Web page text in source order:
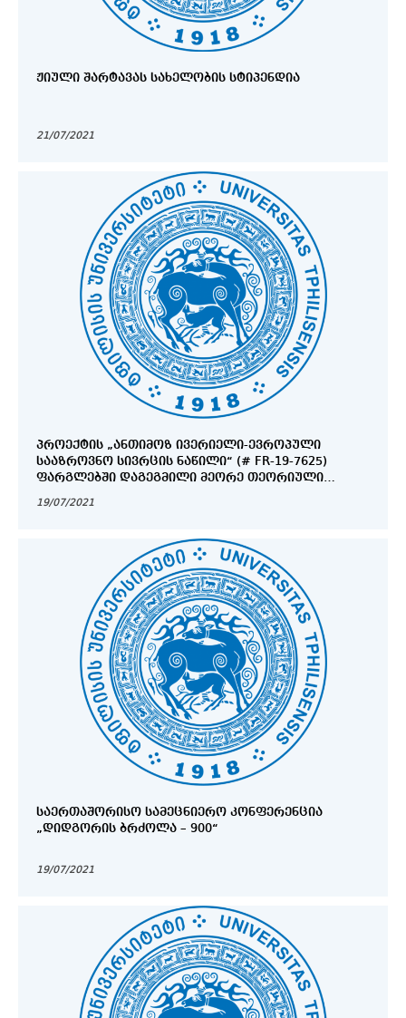
ᲟᲘᲣᲚᲘ ᲨᲐᲠᲢᲐᲕᲐᲡ ᲡᲐᲮᲔᲚᲝᲑᲘᲡ ᲡᲢᲘᲞᲔᲜᲓᲘᲐ
21/07/2021
ᲞᲠᲝᲔᲥᲢᲘᲡ „ᲐᲜᲗᲘᲛᲝᲖ ᲘᲕᲔᲠᲘᲔᲚᲘ-ᲔᲕᲠᲝᲞᲣᲚᲘ
ᲡᲐᲐᲖᲠᲝᲕᲜᲝ ᲡᲘᲕᲠᲪᲘᲡ ᲜᲐᲬᲘᲚᲘ“ (# FR-19-7625)
ᲤᲐᲠᲒᲚᲔᲑᲨᲘ ᲓᲐᲒᲔᲒᲛᲘᲚᲘ ᲛᲔᲝᲠᲔ ᲗᲔᲝᲠᲘᲣᲚᲘ
19/07/2021
ᲡᲐᲔᲠᲗᲐᲨᲝᲠᲘᲡᲝ ᲡᲐᲛᲔᲪᲜᲘᲔᲠᲝ ᲙᲝᲜᲤᲔᲠᲔᲜᲪᲘᲐ
„ᲓᲘᲓᲒᲝᲠᲘᲡ ᲑᲠᲫᲝᲚᲐ – 900“
19/07/2021